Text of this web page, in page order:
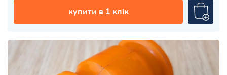
купити в 1 клік